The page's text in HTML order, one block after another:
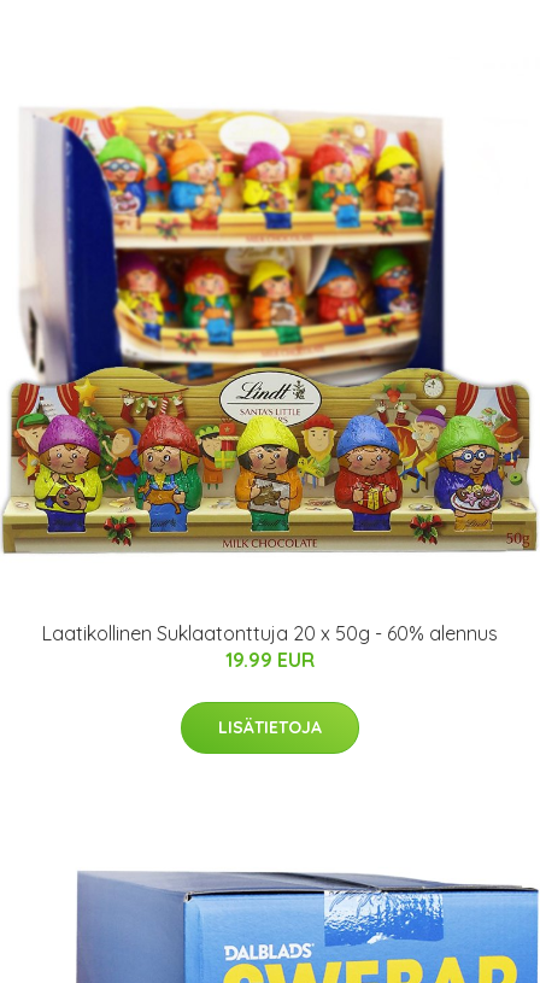
Laatikollinen Suklaatonttuja 20 x 50g - 60% alennus
19.99 EUR
LISÄTIETOJA